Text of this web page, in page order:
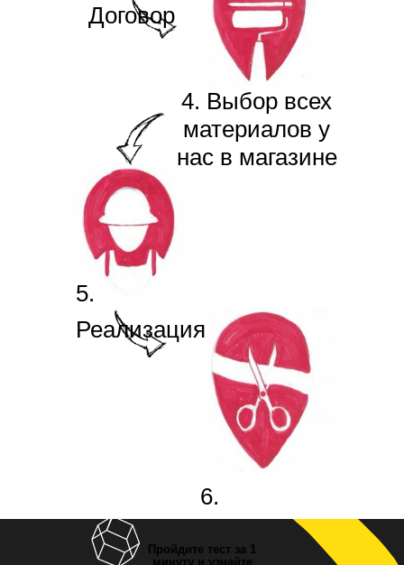
Договор
4. Выбор всех
материалов у
нас в магазине
5.
Реализация
6.
Новоселье!
Пройдите тест за 1
минуту и узнайте